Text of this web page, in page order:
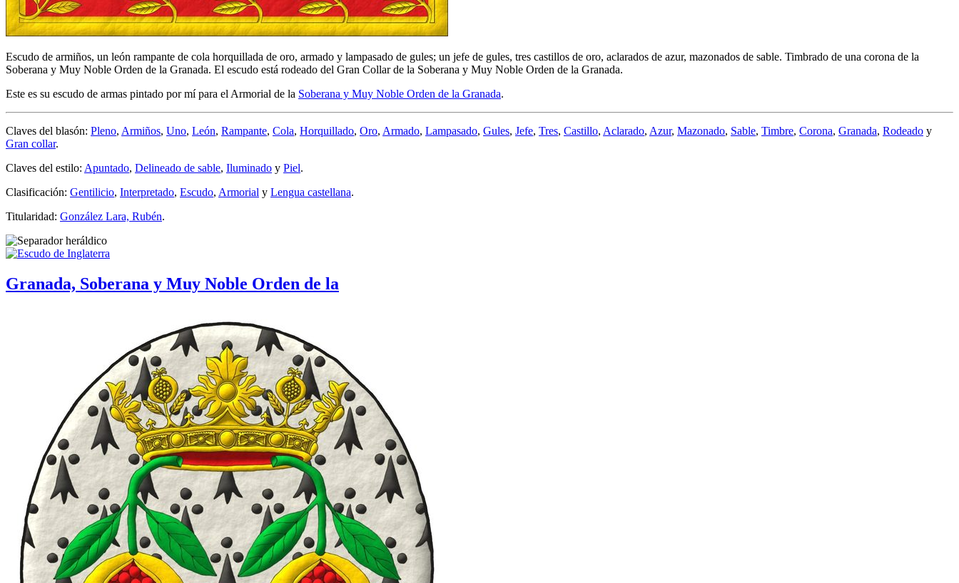
Escudo de armiños, un león rampante de cola horquillada de oro, armado y lampasado de gules; un jefe de gules, tres castillos de oro, aclarados de azur, mazonados de sable. Timbrado de una corona de la
Soberana y Muy Noble Orden de la Granada. El escudo está rodeado del Gran Collar de la Soberana y Muy Noble Orden de la Granada.
Este es su escudo de armas pintado por mí para el Armorial de la Soberana y Muy Noble Orden de la Granada.
Claves del blasón: Pleno, Armiños, Uno, León, Rampante, Cola, Horquillado, Oro, Armado, Lampasado, Gules, Jefe, Tres, Castillo, Aclarado, Azur, Mazonado, Sable, Timbre, Corona, Granada, Rodeado y
Gran collar.
Claves del estilo: Apuntado, Delineado de sable, Iluminado y Piel.
Clasificación: Gentilicio, Interpretado, Escudo, Armorial y Lengua castellana.
Titularidad: González Lara, Rubén.
Granada, Soberana y Muy Noble Orden de la